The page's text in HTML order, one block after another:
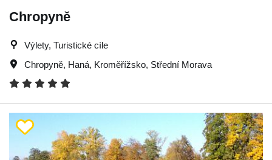
Chropyně
Výlety, Turistické cíle
Chropyně, Haná, Kroměřížsko, Střední Morava